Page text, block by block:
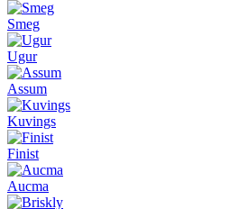
Smeg
Ugur
Assum
Kuvings
Finist
Aucma